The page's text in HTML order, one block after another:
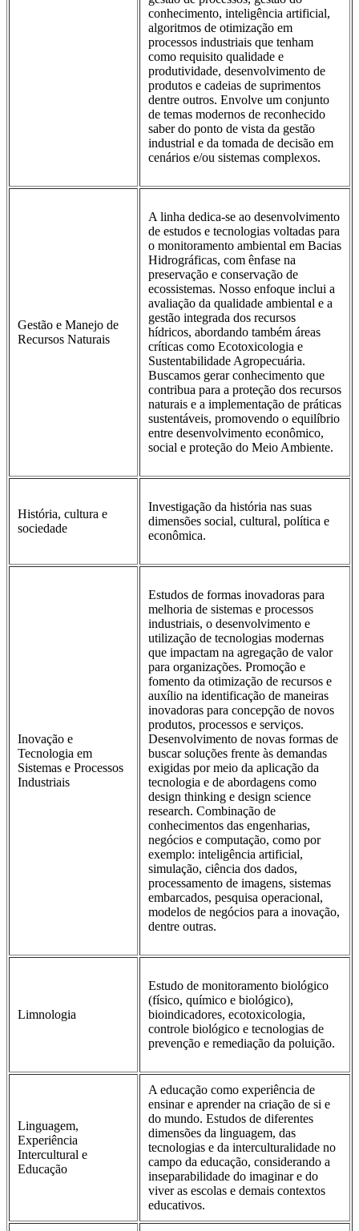
conhecimento, inteligência artificial,
algoritmos de otimização em
processos industriais que tenham
como requisito qualidade e
produtividade, desenvolvimento de
produtos e cadeias de suprimentos
dentre outros. Envolve um conjunto
de temas modernos de reconhecido
saber do ponto de vista da gestão
industrial e da tomada de decisão em
cenários e/ou sistemas complexos.
Gestão e Manejo de
Recursos Naturais
A linha dedica-se ao desenvolvimento
de estudos e tecnologias voltadas para
o monitoramento ambiental em Bacias
Hidrográficas, com ênfase na
preservação e conservação de
ecossistemas. Nosso enfoque inclui a
avaliação da qualidade ambiental e a
gestão integrada dos recursos
hídricos, abordando também áreas
críticas como Ecotoxicologia e
Sustentabilidade Agropecuária.
Buscamos gerar conhecimento que
contribua para a proteção dos recursos
naturais e a implementação de práticas
sustentáveis, promovendo o equilíbrio
entre desenvolvimento econômico,
social e proteção do Meio Ambiente.
História, cultura e
sociedade
Investigação da história nas suas
dimensões social, cultural, política e
econômica.
Inovação e
Tecnologia em
Sistemas e Processos
Industriais
Estudos de formas inovadoras para
melhoria de sistemas e processos
industriais, o desenvolvimento e
utilização de tecnologias modernas
que impactam na agregação de valor
para organizações. Promoção e
fomento da otimização de recursos e
auxílio na identificação de maneiras
inovadoras para concepção de novos
produtos, processos e serviços.
Desenvolvimento de novas formas de
buscar soluções frente às demandas
exigidas por meio da aplicação da
tecnologia e de abordagens como
design thinking e design science
research. Combinação de
conhecimentos das engenharias,
negócios e computação, como por
exemplo: inteligência artificial,
simulação, ciência dos dados,
processamento de imagens, sistemas
embarcados, pesquisa operacional,
modelos de negócios para a inovação,
dentre outras.
Limnologia
Estudo de monitoramento biológico
(físico, químico e biológico),
bioindicadores, ecotoxicologia,
controle biológico e tecnologias de
prevenção e remediação da poluição.
Linguagem,
Experiência
Intercultural e
Educação
A educação como experiência de
ensinar e aprender na criação de si e
do mundo. Estudos de diferentes
dimensões da linguagem, das
tecnologias e da interculturalidade no
campo da educação, considerando a
inseparabilidade do imaginar e do
viver as escolas e demais contextos
educativos.